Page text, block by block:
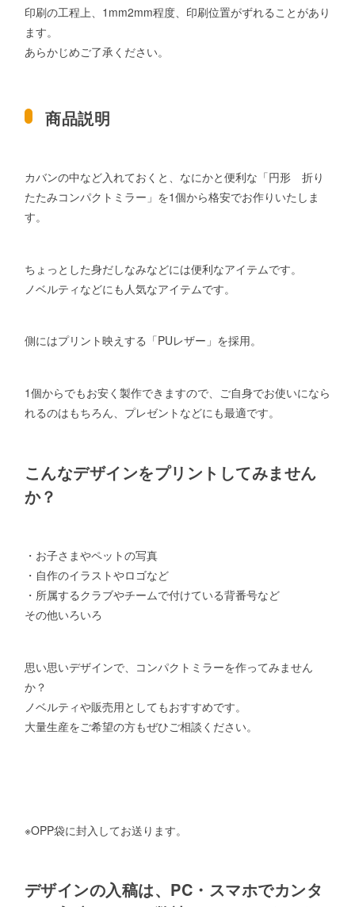
印刷の工程上、1mm2mm程度、印刷位置がずれることがあり
ます。
あらかじめご了承ください。
商品説明
カバンの中など入れておくと、なにかと便利な「円形 折り
たたみコンパクトミラー」を1個から格安でお作りいたしま
す。
ちょっとした身だしなみなどには便利なアイテムです。
ノベルティなどにも人気なアイテムです。
側にはプリント映えする「PUレザー」を採用。
1個からでもお安く製作できますので、ご自身でお使いになら
れるのはもちろん、プレゼントなどにも最適です。
こんなデザインをプリントしてみません
か？
・お子さまやペットの写真
・自作のイラストやロゴなど
・所属するクラブやチームで付けている背番号など
その他いろいろ
思い思いデザインで、コンパクトミラーを作ってみません
か？
ノベルティや販売用としてもおすすめです。
大量生産をご希望の方もぜひご相談ください。
※OPP袋に封入してお送ります。
デザインの入稿は、PC・スマホでカンタ